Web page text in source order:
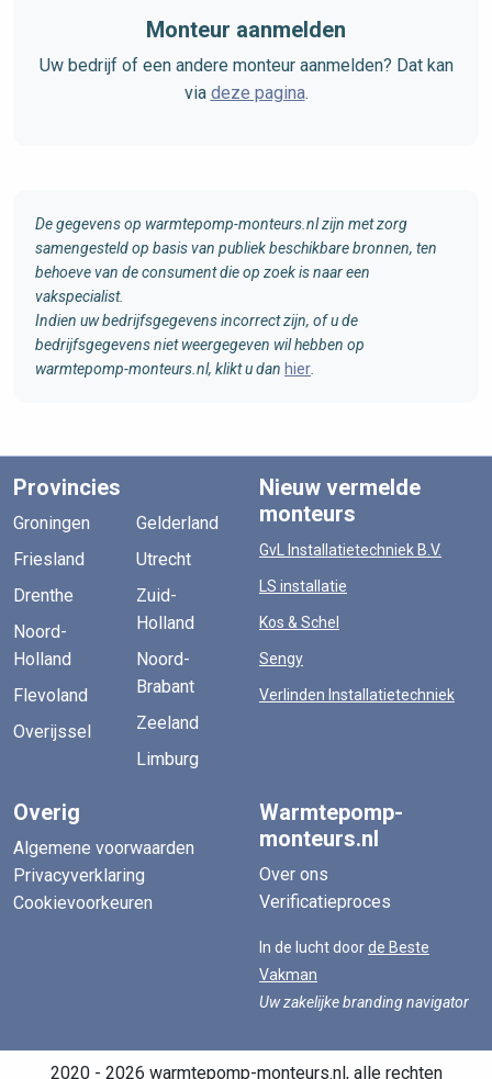
Monteur aanmelden
Uw bedrijf of een andere monteur aanmelden? Dat kan
via deze pagina.
De gegevens op warmtepomp-monteurs.nl zijn met zorg
samengesteld op basis van publiek beschikbare bronnen, ten
behoeve van de consument die op zoek is naar een
vakspecialist.
Indien uw bedrijfsgegevens incorrect zijn, of u de
bedrijfsgegevens niet weergegeven wil hebben op
warmtepomp-monteurs.nl, klikt u dan hier
Provincies
Groningen
Friesland
Drenthe
Noord-
Holland
Flevoland
Overijssel
Gelderland
Utrecht
Zuid-
Holland
Noord-
Brabant
Zeeland
Limburg
Nieuw vermelde
monteurs
GvL Installatietechniek B.V.
LS installatie
Kos & Schel
Sengy
Verlinden Installatietechniek
Overig
Algemene voorwaarden
Privacyverklaring
Cookievoorkeuren
Warmtepomp-
monteurs.nl
Over ons
Verificatieproces
In de lucht doorde Beste
Vakman
Uw zakelijke branding navigator
2020 - 2026 warmtepomp-monteurs.nl, alle rechten